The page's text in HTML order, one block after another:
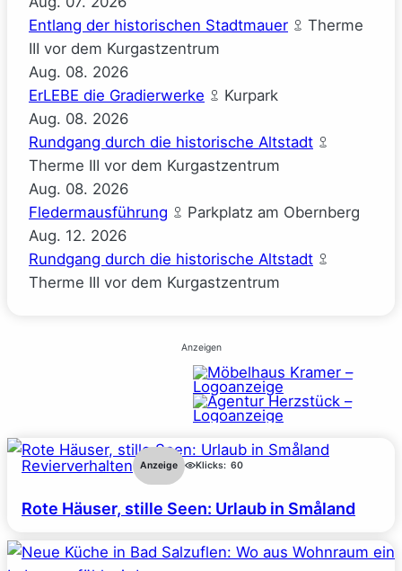
Entlang der historischen Stadtmauer
Therme
III vor dem Kurgastzentrum
Aug. 08. 2026
ErLEBE die Gradierwerke
Kurpark
Aug. 08. 2026
Rundgang durch die historische Altstadt
Therme III vor dem Kurgastzentrum
Aug. 08. 2026
Fledermausführung
Parkplatz am Obernberg
Aug. 12. 2026
Rundgang durch die historische Altstadt
Therme III vor dem Kurgastzentrum
Anzeigen
Revierverhalten Anzeige Klicks: 60
Rote Häuser, stille Seen: Urlaub in Småland